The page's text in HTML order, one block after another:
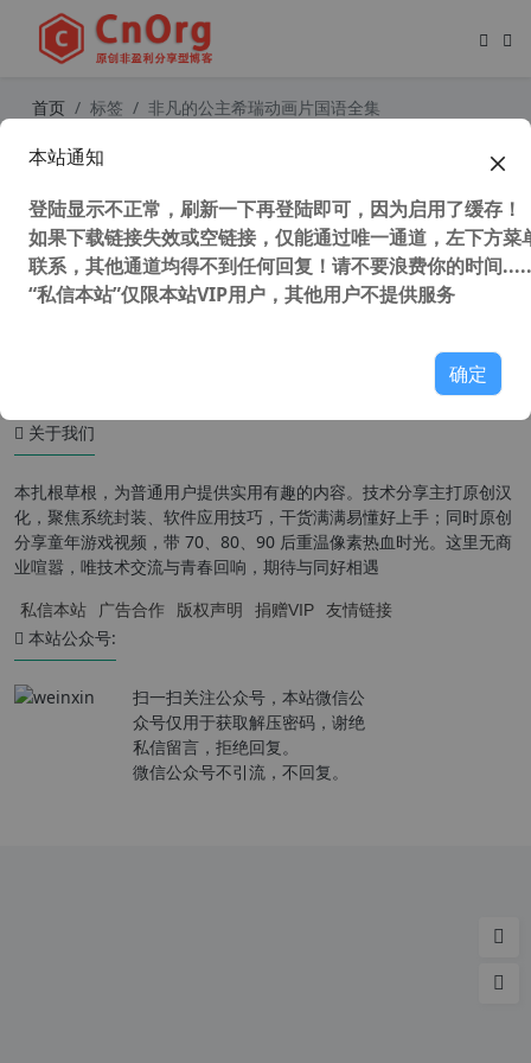
首页 标签 非凡的公主希瑞动画片国语全集
关于我们
本扎根草根，为普通用户提供实用有趣的内容。技术分享主打原创汉
化，聚焦系统封装、软件应用技巧，干货满满易懂好上手；同时原创
分享童年游戏视频，带 70、80、90 后重温像素热血时光。这里无商
业喧嚣，唯技术交流与青春回响，期待与同好相遇
私信本站 广告合作 版权声明 捐赠VIP 友情链接
本站公众号:
扫一扫关注公众号，本站微信公
众号仅用于获取解压密码，谢绝
私信留言，拒绝回复。
微信公众号不引流，不回复。
本站通知
登陆显示不正常，刷新一下再登陆即可，因为启用了缓存！
如果下载链接失效或空链接，仅能通过唯一通道，左下方菜
联系，其他通道均得不到任何回复！请不要浪费你的时间
“私信本站”仅限本站VIP用户，其他用户不提供服务
确定